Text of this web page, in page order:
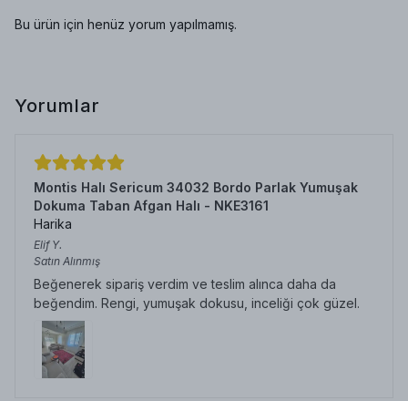
Bu ürün için henüz yorum yapılmamış.
Yorumlar
Montis Halı Sericum 34032 Bordo Parlak Yumuşak
Dokuma Taban Afgan Halı - NKE3161
Harika
Elif Y.
Satın Alınmış
Beğenerek sipariş verdim ve teslim alınca daha da
beğendim. Rengi, yumuşak dokusu, inceliği çok güzel.